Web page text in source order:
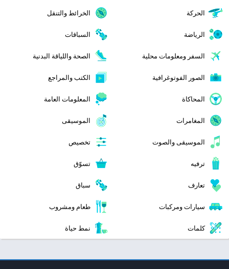
الحركة الخرائط والتنقل
الرياضة السباقات
السفر ومعلومات محلية الصحة واللياقة البدنية
الصور الفوتوغرافية الكتب والمراجع
المحاكاة المعلومات العامة
المغامرات الموسيقى
الموسيقى والصوت تخصيص
ترفيه تسوّق
تعارف سباق
سيارات ومركبات طعام ومشروب
كلمات نمط حياة